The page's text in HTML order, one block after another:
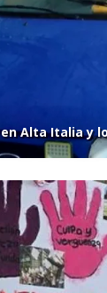
Alta Italia y